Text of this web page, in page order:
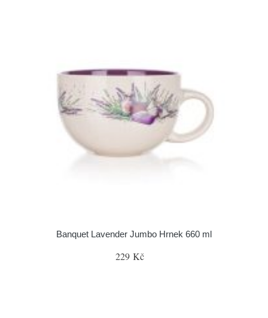
Banquet Lavender Jumbo Hrnek 660 ml
229 Kč